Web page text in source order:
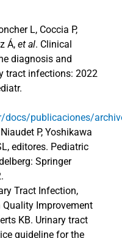
L, Coccia P,
Á, et al. Clinical
diagnosis and
tract infections: 2022
docs/publicaciones/
P, Yoshikawa
editores. Pediatric
Springer
Tract Infection,
Improvement
KB. Urinary tract
guideline for the